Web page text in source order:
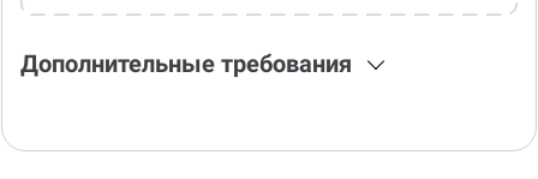
Дополнительные требования